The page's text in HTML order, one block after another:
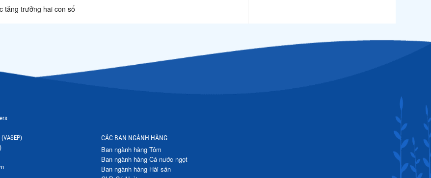
tăng trưởng hai con số
Thị trường Tây Ban Nha
CÁC BAN NGÀNH HÀNG
Ban ngành hàng Tôm
Ban ngành hàng Cá nước ngọt
Ban ngành hàng Hải sản